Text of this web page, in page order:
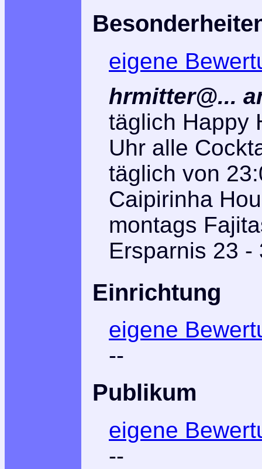
eigene
hrmitter@...
täglich Happy
Uhr alle
täglich von
Caipirinha
montags
Ersparnis 23 -
Einrichtung
eigene
--
Publikum
eigene
--